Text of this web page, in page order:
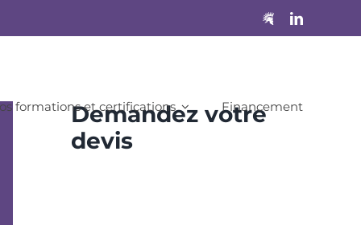
formations et certifications Financement
Demandez votre
devis